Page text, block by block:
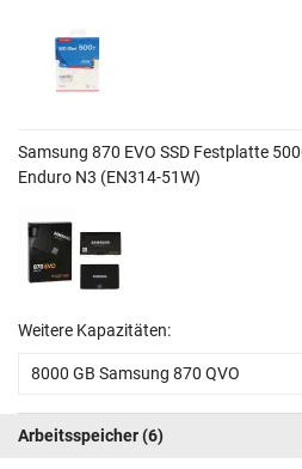
Samsung 870 EVO SSD Festplatte
Enduro N3 (EN314-51W)
Weitere Kapazitäten:
8000 GB Samsung 870 QVO
Arbeitsspeicher(6)